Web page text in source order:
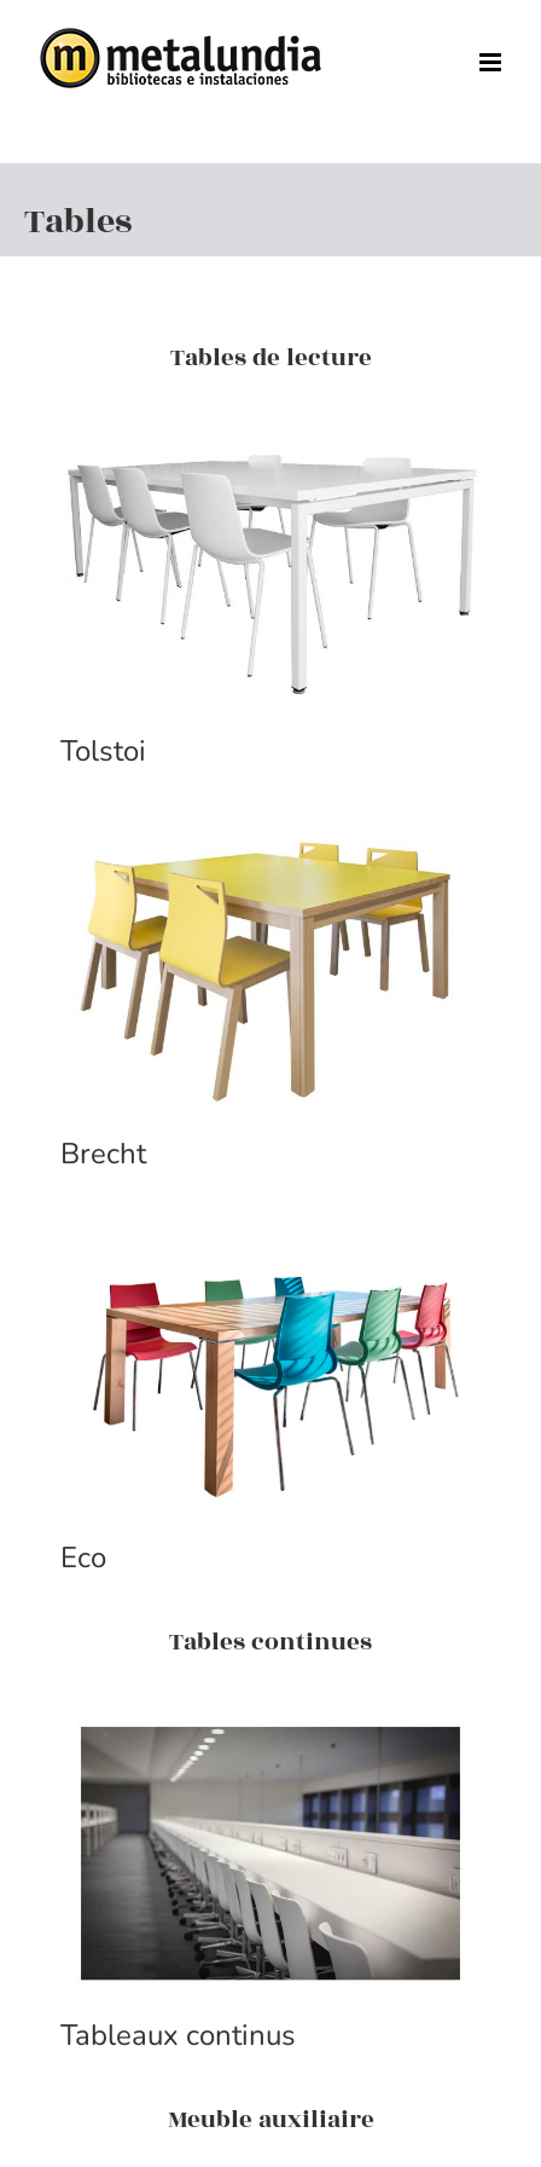
content
Tables
Tables de lecture
Tolstoi
Brecht
Eco
Tables continues
Tableaux continus
Meuble auxiliaire